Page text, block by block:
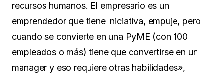
recursos humanos. El empresario es un
emprendedor que tiene iniciativa, empuje, pero
cuando se convierte en una PyME (con 100
empleados o más) tiene que convertirse en un
manager y eso requiere otras habilidades»,